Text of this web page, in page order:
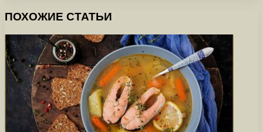
ПОХОЖИЕ СТАТЬИ